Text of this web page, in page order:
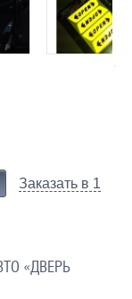
Заказать в 1
«ДВЕРЬ